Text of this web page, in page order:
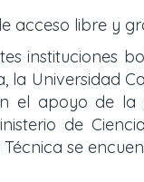
acceso libre y
instituciones
Universidad
el apoyo de
de
se